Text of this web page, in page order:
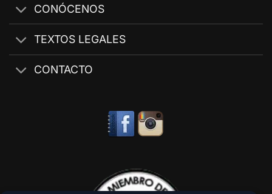
CONÓCENOS
TEXTOS LEGALES
CONTACTO